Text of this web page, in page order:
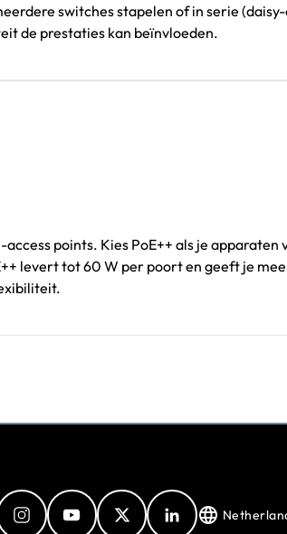
switches stapelen of in serie
de prestaties kan beïnvloeden.
points. Kies PoE++ als je apparaten
levert tot 60 W per poort en geeft je